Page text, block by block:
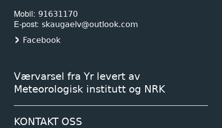
Mobil
91631170
E-post skaugaelv@outlook.com
Facebook
Værvarsel fra Yr levert av
Meteorologisk institutt og NRK
KONTAKT OSS